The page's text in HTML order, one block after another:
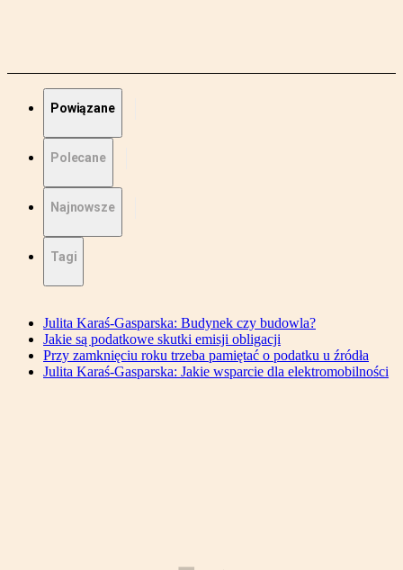
Powiązane
Polecane
Najnowsze
Tagi
Julita Karaś-Gasparska: Budynek czy budowla?
Jakie są podatkowe skutki emisji obligacji
Przy zamknięciu roku trzeba pamiętać o podatku u źródła
Julita Karaś-Gasparska: Jakie wsparcie dla elektromobilności